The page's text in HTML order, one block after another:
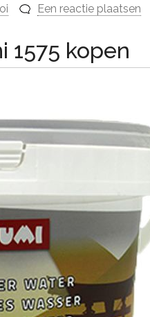
Een reactie plaatsen
1575 kopen